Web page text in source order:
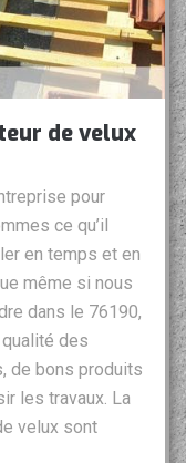
de velux
pour
ce qu’il
en temps et en
même si nous
dans le 76190,
des
de bons produits
les travaux. La
velux sont